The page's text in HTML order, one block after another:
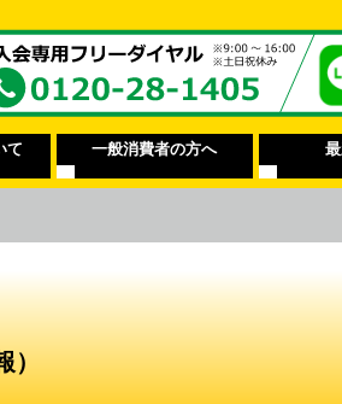
て 一般消費者の方へ
）